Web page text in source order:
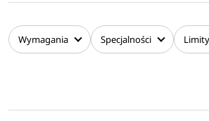
wykształceniem świetnie odnajdują się w
Technolog żywności orientuje się i potrafi
Wymagania Specjalności Limity